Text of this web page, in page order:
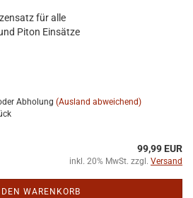
für alle
Piton Ein­sät­ze
Abholung (Ausland abweichend)
99,99 EUR
inkl. 20% MwSt. zzgl. Versand
DEN WARENKORB